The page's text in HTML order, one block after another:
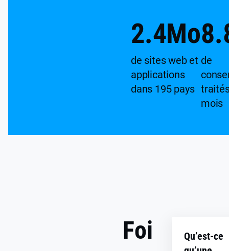
2.4Mo
de sites web et
applications
dans 195 pays
de
mois
Foi
Qu’est-ce